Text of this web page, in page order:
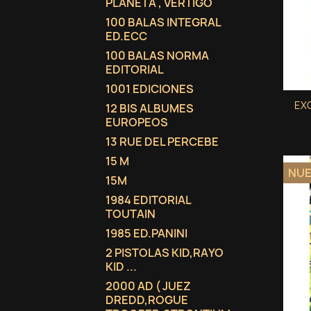
100 BALAS INTEGRAL
ED.ECC
100 BALAS NORMA
EDITORIAL
1001 EDICIONES
12 BIS ALBUMES
EUROPEOS
13 RUE DEL PERCEBE
15 M
15M
1984 EDITORIAL
TOUTAIN
1985 ED.PANINI
2 PISTOLAS KID,RAYO
KID ...
2000 AD ( JUEZ
DREDD,ROGUE